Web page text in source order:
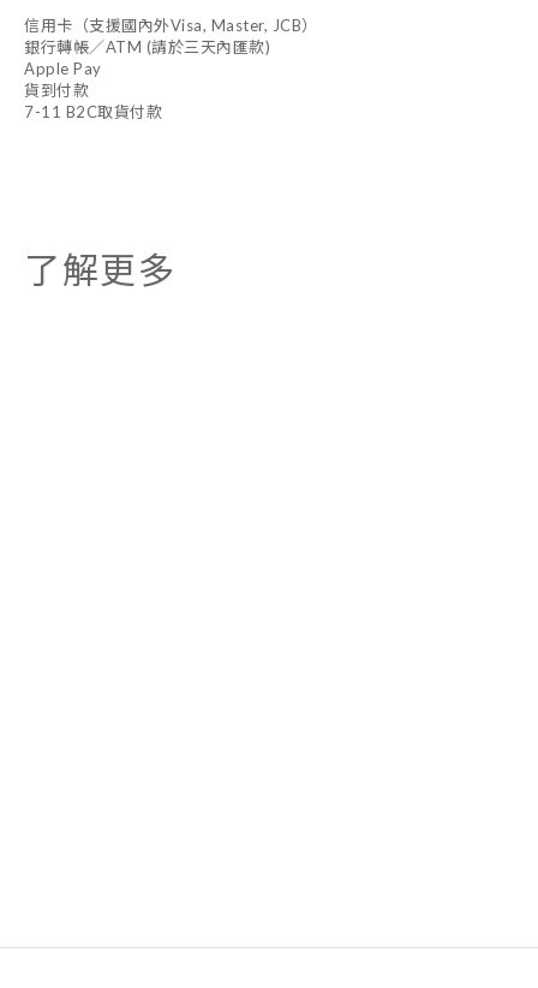
信用卡（支援國內外Visa, Master, JCB）
銀行轉帳／ATM (請於三天內匯款)
Apple Pay
貨到付款
7-11 B2C取貨付款
了解更多